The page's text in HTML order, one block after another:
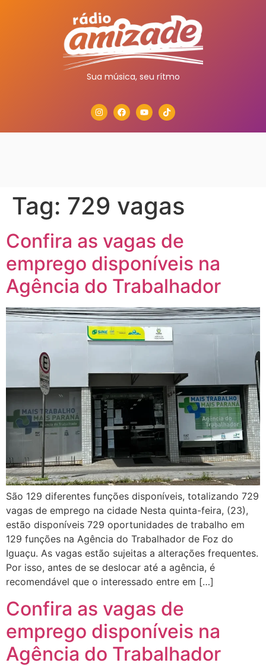
Sua música, seu rítmo
Tag: 729 vagas
Confira as vagas de
emprego disponíveis na
Agência do Trabalhador
São 129 diferentes funções disponíveis, totalizando 729
vagas de emprego na cidade Nesta quinta-feira, (23),
estão disponíveis 729 oportunidades de trabalho em
129 funções na Agência do Trabalhador de Foz do
Iguaçu. As vagas estão sujeitas a alterações frequentes.
Por isso, antes de se deslocar até a agência, é
recomendável que o interessado entre em […]
Confira as vagas de
emprego disponíveis na
Agência do Trabalhador